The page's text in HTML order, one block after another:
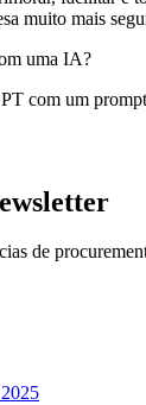
muito mais
uma IA?
com um
de